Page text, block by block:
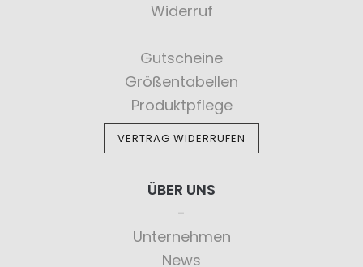
Widerruf
Gutscheine
Größentabellen
Produktpflege
VERTRAG WIDERRUFEN
ÜBER UNS
Unternehmen
News